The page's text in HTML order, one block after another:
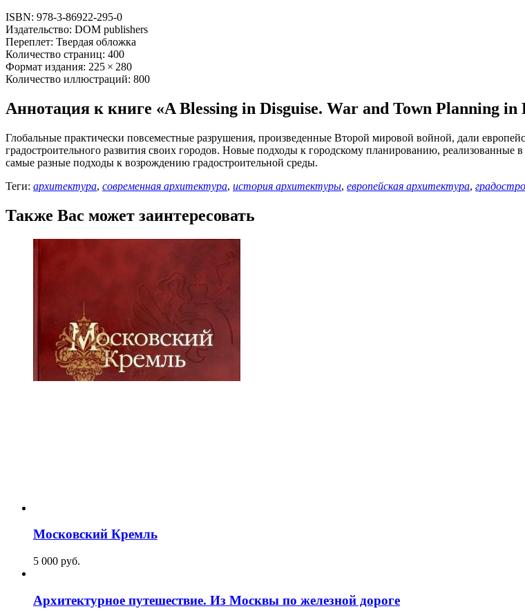
ISBN: 978-3-86922-295-0
Издательство: DOM publishers
Переплет: Твердая обложка
Количество страниц: 400
Формат издания: 225 × 280
Количество иллюстраций: 800
Аннотация к книге «A Blessing in Disguise. War and Town Planning in
Глобальные практически повсеместные разрушения, произведенные Второй мировой войной, дали
градостроительного развития своих городов. Новые подходы к городскому планированию,
самые разные подходы к возрождению градостроительной среды.
Теги: архитектура, современная архитектура, история архитектуры, европейская архитектура,
Также Вас может заинтересовать
Московский Кремль
5 000 pуб.
Архитектурное путешествие. Из Москвы по железной дороге